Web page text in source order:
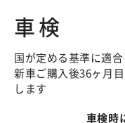
車検
国が定める基準に適
新車ご購入後36ヶ月
します
車検時